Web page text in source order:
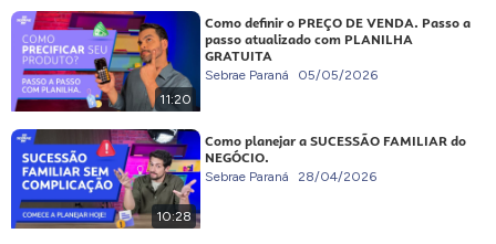
11:20
Como definir o PREÇO DE VENDA. Passo a
passo atualizado com PLANILHA
GRATUITA
Sebrae Paraná 05/05/2026
10:28
Como planejar a SUCESSÃO FAMILIAR do
NEGÓCIO.
Sebrae Paraná 28/04/2026